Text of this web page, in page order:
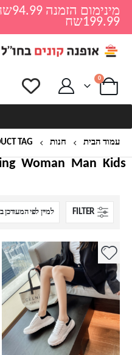
199.99שח
0
עמוד הבית חנות TAG -
Kids
Man
Woman
FILTER
למוצר
יש
מספר
סוגים.
ניתן
לבחור
את